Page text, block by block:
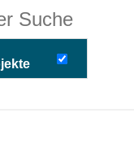
Suche